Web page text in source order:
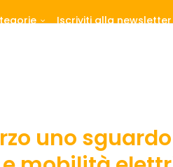
Iscriviti alla newsletter
uno